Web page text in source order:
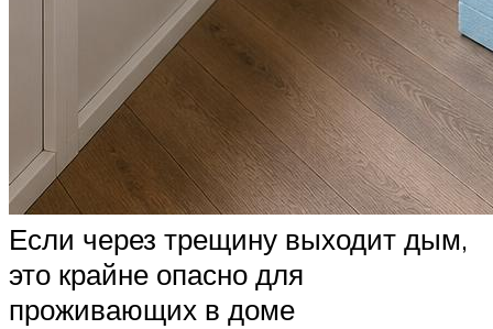
Если через трещину выходит дым,
это крайне опасно для
проживающих в доме